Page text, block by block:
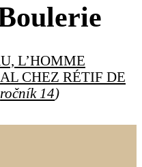
L’HOMME
CHEZ RÉTIF DE
ročník 14)